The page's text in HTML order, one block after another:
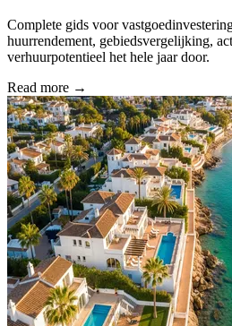
Complete gids voor
huurrendement, gebiedsvergelijking,
verhuurpotentieel het hele jaar door.
Read more →